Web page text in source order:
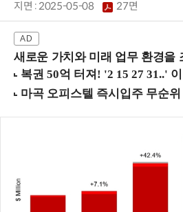
지면 :2025-05-08 27면
새로운 가치와 미래 업무 환경을 조망하는 AI Smart